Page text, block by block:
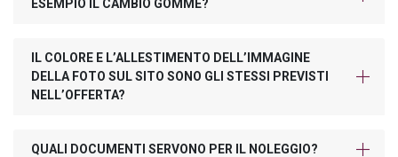
ESEMPIO IL CAMBIO GOMME?
IL COLORE E L’ALLESTIMENTO DELL’IMMAGINE
DELLA FOTO SUL SITO SONO GLI STESSI PREVISTI
NELL’OFFERTA?
QUALI DOCUMENTI SERVONO PER IL NOLEGGIO?